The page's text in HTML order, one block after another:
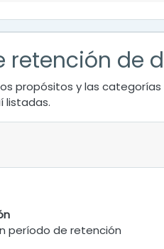
retención de
propósitos y las
listadas.
período de retención